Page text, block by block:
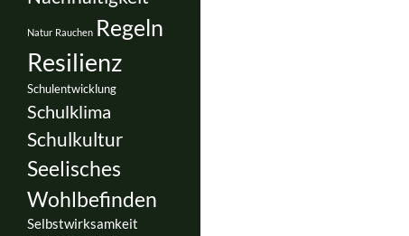
Natur Rauchen Regeln
Resilienz
Schulentwicklung
Schulklima
Schulkultur
Seelisches
Wohlbefinden
Selbstwirksamkeit